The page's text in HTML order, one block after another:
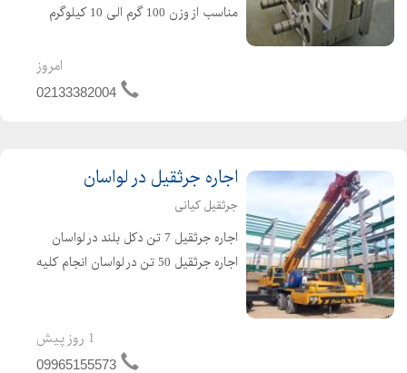
مناسب از وزن 100 گرم الی 10 کیلوگرم
و.....) ساخت قالب ، قالبسازی صنعتی ،
ساخت قطعات خودرو ، قطعات و لوازم
امروز
02133382004
اجاره جرثقیل در لواسان
جرثقیل کیانی
اجاره جرثقیل 7 تن دکل بلند در لواسان
اجاره جرثقیل 50 تن در لواسان انجام کلیه
تخلیه میلگرد بارگیری و جابجایی اسلب
1 روز پیش
09965155573